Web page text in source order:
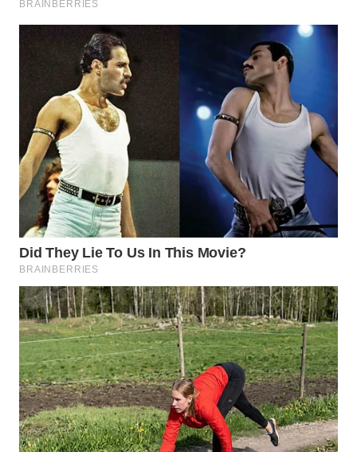
ADVOKAT
WAHANA
INFRASTRUKTUR
WAHANA
KONSUMEN
WAHANA
LISTRIK
WAHANA
TRAVEL
WAHANA
TV
WAHANANEWS
ID
WAHANANEWS